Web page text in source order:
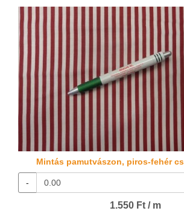
Mintás pamutvászon, piros-fehér
-
1.550 Ft / m